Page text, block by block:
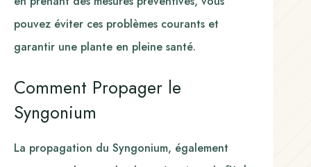
pouvez éviter ces problèmes courants et
garantir une plante en pleine santé.
Comment Propager le
Syngonium
La propagation du Syngonium, également